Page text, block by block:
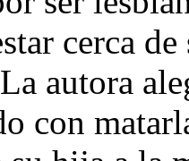
cerca
autora
con